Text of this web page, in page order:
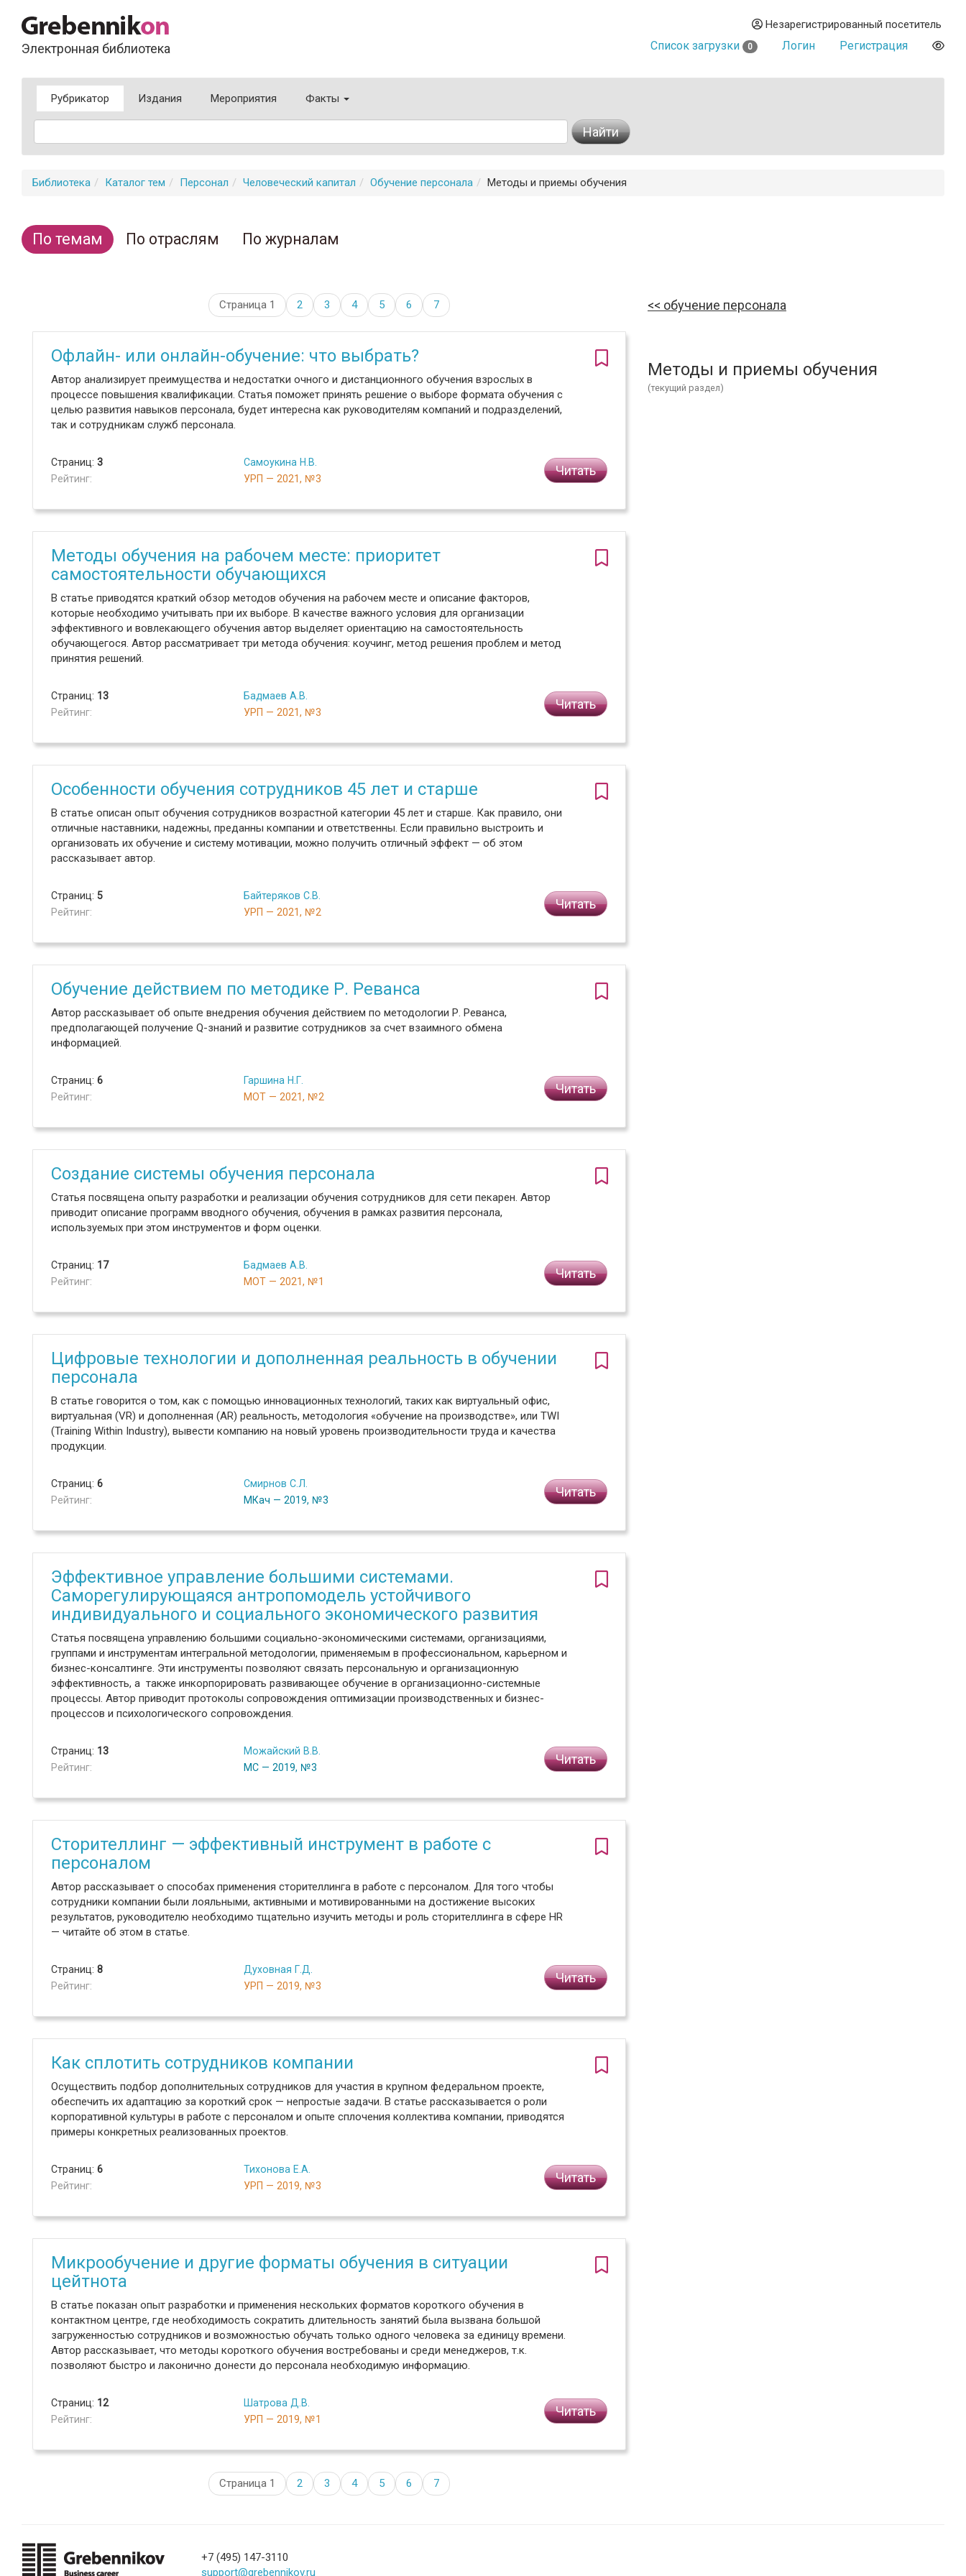
Электронная библиотека
Незарегистрированный посетитель
Список загрузки 0 Логин Регистрация
Рубрикатор Издания Мероприятия Факты
Найти
Библиотека Каталог тем Персонал Человеческий капитал Обучение персонала Методы и приемы обучения
По темам По отраслям По журналам
Страница 1 2 3 4 5 6 7
Офлайн- или онлайн-обучение: что выбрать?
Автор анализирует преимущества и недостатки очного и дистанционного обучения взрослых в
процессе повышения квалификации. Статья поможет принять решение о выборе формата обучения с
целью развития навыков персонала, будет интересна как руководителям компаний и подразделений,
так и сотрудникам служб персонала.
Страниц: 3
Рейтинг:
Самоукина Н.В.
УРП — 2021, №3
Читать
Методы обучения на рабочем месте: приоритет
самостоятельности обучающихся
В статье приводятся краткий обзор методов обучения на рабочем месте и описание факторов,
которые необходимо учитывать при их выборе. В качестве важного условия для организации
эффективного и вовлекающего обучения автор выделяет ориентацию на самостоятельность
обучающегося. Автор рассматривает три метода обучения: коучинг, метод решения проблем и метод
принятия решений.
Страниц: 13
Рейтинг:
Бадмаев А.В.
УРП — 2021, №3
Читать
Особенности обучения сотрудников 45 лет и старше
В статье описан опыт обучения сотрудников возрастной категории 45 лет и старше. Как правило, они
отличные наставники, надежны, преданны компании и ответственны. Если правильно выстроить и
организовать их обучение и систему мотивации, можно получить отличный эффект — об этом
рассказывает автор.
Страниц: 5
Рейтинг:
Байтеряков С.В.
УРП — 2021, №2
Читать
Обучение действием по методике Р. Реванса
Автор рассказывает об опыте внедрения обучения действием по методологии Р. Реванса,
предполагающей получение Q-знаний и развитие сотрудников за счет взаимного обмена
информацией.
Страниц: 6
Рейтинг:
Гаршина Н.Г.
МОТ — 2021, №2
Читать
Создание системы обучения персонала
Статья посвящена опыту разработки и реализации обучения сотрудников для сети пекарен. Автор
приводит описание программ вводного обучения, обучения в рамках развития персонала,
используемых при этом инструментов и форм оценки.
Страниц: 17
Рейтинг:
Бадмаев А.В.
МОТ — 2021, №1
Читать
Цифровые технологии и дополненная реальность в обучении
персонала
В статье говорится о том, как с помощью инновационных технологий, таких как виртуальный офис,
виртуальная (VR) и дополненная (AR) реальность, методология «обучение на производстве», или TWI
(Training Within Industry), вывести компанию на новый уровень производительности труда и качества
продукции.
Страниц: 6
Рейтинг:
Смирнов С.Л.
МКач — 2019, №3
Читать
Эффективное управление большими системами.
Саморегулирующаяся антропомодель устойчивого
индивидуального и социального экономического развития
Статья посвящена управлению большими социально-экономическими системами, организациями,
группами и инструментам интегральной методологии, применяемым в профессиональном, карьерном и
бизнес-консалтинге. Эти инструменты позволяют связать персональную и организационную
эффективность, а также инкорпорировать развивающее обучение в организационно-системные
процессы. Автор приводит протоколы сопровождения оптимизации производственных и бизнес-
процессов и психологического сопровождения.
Страниц: 13
Рейтинг:
Можайский В.В.
МС — 2019, №3
Читать
Сторителлинг — эффективный инструмент в работе с
персоналом
Автор рассказывает о способах применения сторителлинга в работе с персоналом. Для того чтобы
сотрудники компании были лояльными, активными и мотивированными на достижение высоких
результатов, руководителю необходимо тщательно изучить методы и роль сторителлинга в сфере HR
— читайте об этом в статье.
Страниц: 8
Рейтинг:
Духовная Г.Д.
УРП — 2019, №3
Читать
Как сплотить сотрудников компании
Осуществить подбор дополнительных сотрудников для участия в крупном федеральном проекте,
обеспечить их адаптацию за короткий срок — непростые задачи. В статье рассказывается о роли
корпоративной культуры в работе с персоналом и опыте сплочения коллектива компании, приводятся
примеры конкретных реализованных проектов.
Страниц: 6
Рейтинг:
Тихонова Е.А.
УРП — 2019, №3
Читать
Микрообучение и другие форматы обучения в ситуации
цейтнота
В статье показан опыт разработки и применения нескольких форматов короткого обучения в
контактном центре, где необходимость сократить длительность занятий была вызвана большой
загруженностью сотрудников и возможностью обучать только одного человека за единицу времени.
Автор рассказывает, что методы короткого обучения востребованы и среди менеджеров, т.к.
позволяют быстро и лаконично донести до персонала необходимую информацию.
Страниц: 12
Рейтинг:
Шатрова Д.В.
УРП — 2019, №1
Читать
Страница 1 2 3 4 5 6 7
обучение персонала
Методы и приемы обучения
(текущий раздел)
+7 (495) 147-3110
support@grebennikov.ru